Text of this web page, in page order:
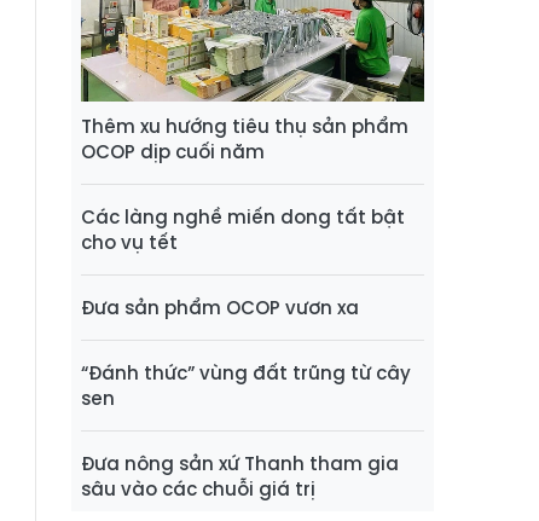
Thêm xu hướng tiêu thụ sản phẩm
OCOP dịp cuối năm
Các làng nghề miến dong tất bật
cho vụ tết
Đưa sản phẩm OCOP vươn xa
“Đánh thức” vùng đất trũng từ cây
sen
Đưa nông sản xứ Thanh tham gia
sâu vào các chuỗi giá trị